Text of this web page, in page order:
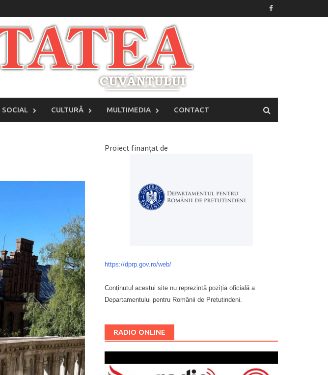
SOCIAL CULTURĂ MULTIMEDIA CONTACT
Proiect finanțat de
https://dprp.gov.ro/web/
Conținutul acestui site nu reprezintă poziția oficială a
Departamentului pentru Românii de Pretutindeni.
RADIO ONLINE